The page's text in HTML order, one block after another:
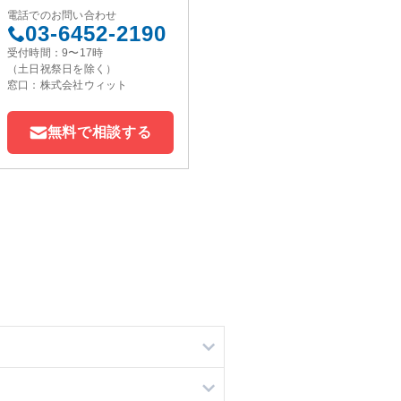
電話でのお問い合わせ
03-6452-2190
受付時間：9〜17時
（土日祝祭日を除く）
窓口：株式会社ウィット
無料で相談する